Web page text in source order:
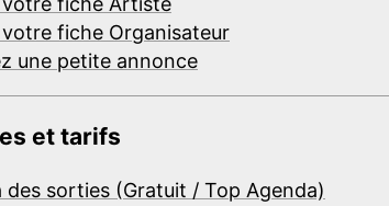
votre fiche Organisateur
une petite annonce
et tarifs
des sorties (Gratuit / Top Agenda)